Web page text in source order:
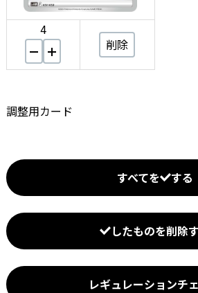
4
削除
調整用カード
すべてを する
したものを削除
レギュレーションチ